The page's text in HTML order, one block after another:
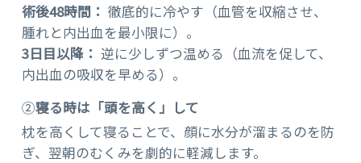
術後48時間： 徹底的に冷やす（血管を収縮させ、
腫れと内出血を最小限に）。
3日目以降： 逆に少しずつ温める（血流を促して、
内出血の吸収を早める）。
②寝る時は「頭を高く」して
枕を高くして寝ることで、顔に水分が溜まるのを防
ぎ、翌朝のむくみを劇的に軽減します。